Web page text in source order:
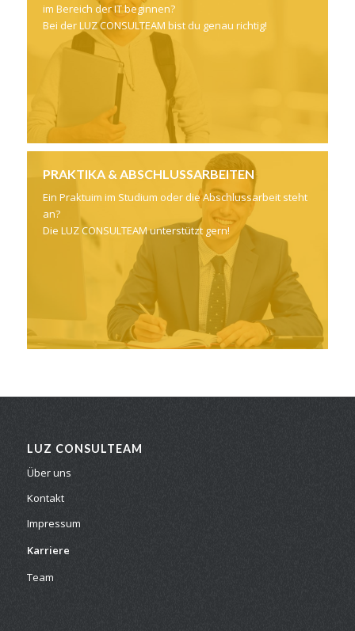
im Bereich der IT beginnen?
Bei der LUZ CONSULTEAM bist du genau richtig!
PRAKTIKA & ABSCHLUSSARBEITEN
Ein Praktuim im Studium oder die Abschlussarbeit steht
an?
Die LUZ CONSULTEAM unterstützt gern!
LUZ CONSULTEAM
Über uns
Kontakt
Impressum
Karriere
Team